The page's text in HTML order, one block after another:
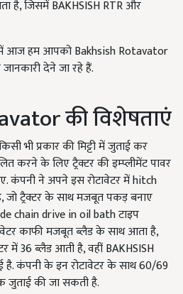
है, जिसमें BAKHSISH RTR और
आज हम आपको Bakhsish Rotavator
देने जा रहे हैं.
की विशेषताएं
भी प्रकार की मिट्टी में जुताई कर
करने के लिए ट्रैक्टर की इम्प्लीमेंट पावर
कंपनी ने अपने इस रोटावेटर में hitch
जो ट्रैक्टर के साथ मजबूत पकड़ बनाए
chain drive in oil bath टाइप
काफी मजबूत ब्लैड के साथ आता है,
में 36 ब्लैड आती है, वहीं BAKHSISH
है. कंपनी के इन रोटावेटर के साथ 60/69
जुताई की जा सकती है.